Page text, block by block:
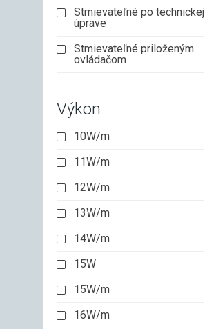
Stmievateľné po technickej
úprave
Stmievateľné priloženým
ovládačom
Výkon
10W/m
11W/m
12W/m
13W/m
14W/m
15W
15W/m
16W/m